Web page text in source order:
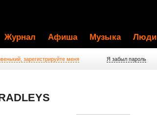
Журнал Афиша Музыка Люди
зарегистрируйте меня Я забыл пароль